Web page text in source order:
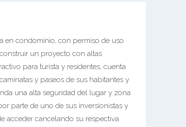
en condominio, con permiso de uso
un proyecto con altas
para turista y residentes, cuenta
y paseos de sus habitantes y
una alta seguridad del lugar y zona
parte de uno de sus inversionistas y
acceder cancelando su respectiva